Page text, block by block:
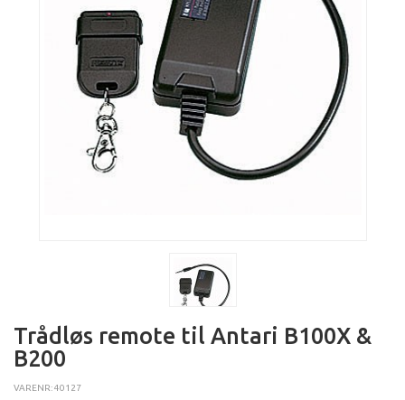
Trådløs remote til Antari B100X &
B200
VARENR: 40127